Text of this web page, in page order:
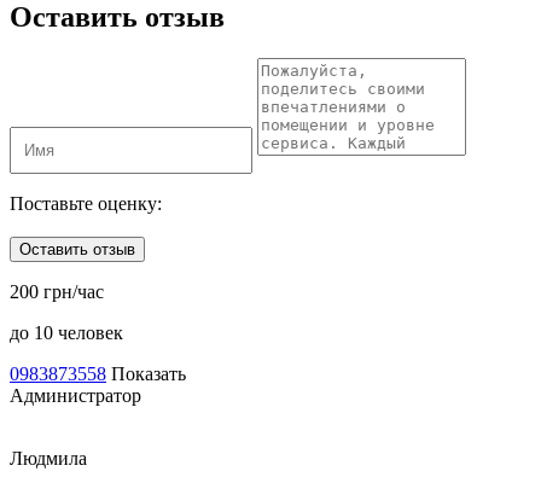
Оставить отзыв
Поставьте оценку:
Оставить отзыв
200 грн/час
до 10 человек
0983873558 Показать
Администратор
Людмила